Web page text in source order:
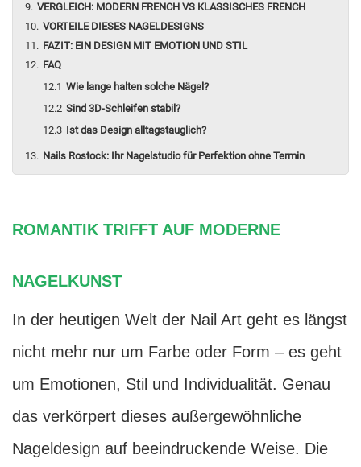
VERGLEICH: MODERN FRENCH VS KLASSISCHES FRENCH
VORTEILE DIESES NAGELDESIGNS
FAZIT: EIN DESIGN MIT EMOTION UND STIL
FAQ
Wie lange halten solche Nägel?
Sind 3D-Schleifen stabil?
Ist das Design alltagstauglich?
Nails Rostock: Ihr Nagelstudio für Perfektion ohne Termin
ROMANTIK TRIFFT AUF MODERNE
NAGELKUNST
In der heutigen Welt der Nail Art geht es längst
nicht mehr nur um Farbe oder Form – es geht
um Emotionen, Stil und Individualität. Genau
das verkörpert dieses außergewöhnliche
Nageldesign auf beeindruckende Weise. Die